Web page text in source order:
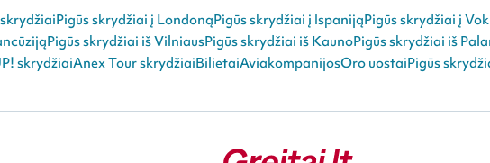
Pigūs skrydžiai į LondonąPigūs skrydžiai į IspanijąPigūs skrydžiai į
Pigūs skrydžiai iš VilniausPigūs skrydžiai iš KaunoPigūs skrydžiai iš
skrydžiaiAnex Tour skrydžiaiBilietaiAviakompanijosOro uostaiPigūs